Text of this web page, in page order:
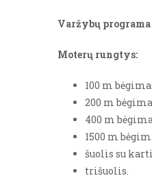
Varžybų programa
Moterų rungtys:
100 m
200 m
400 m
1500 m
šuolis su
trišuolis.